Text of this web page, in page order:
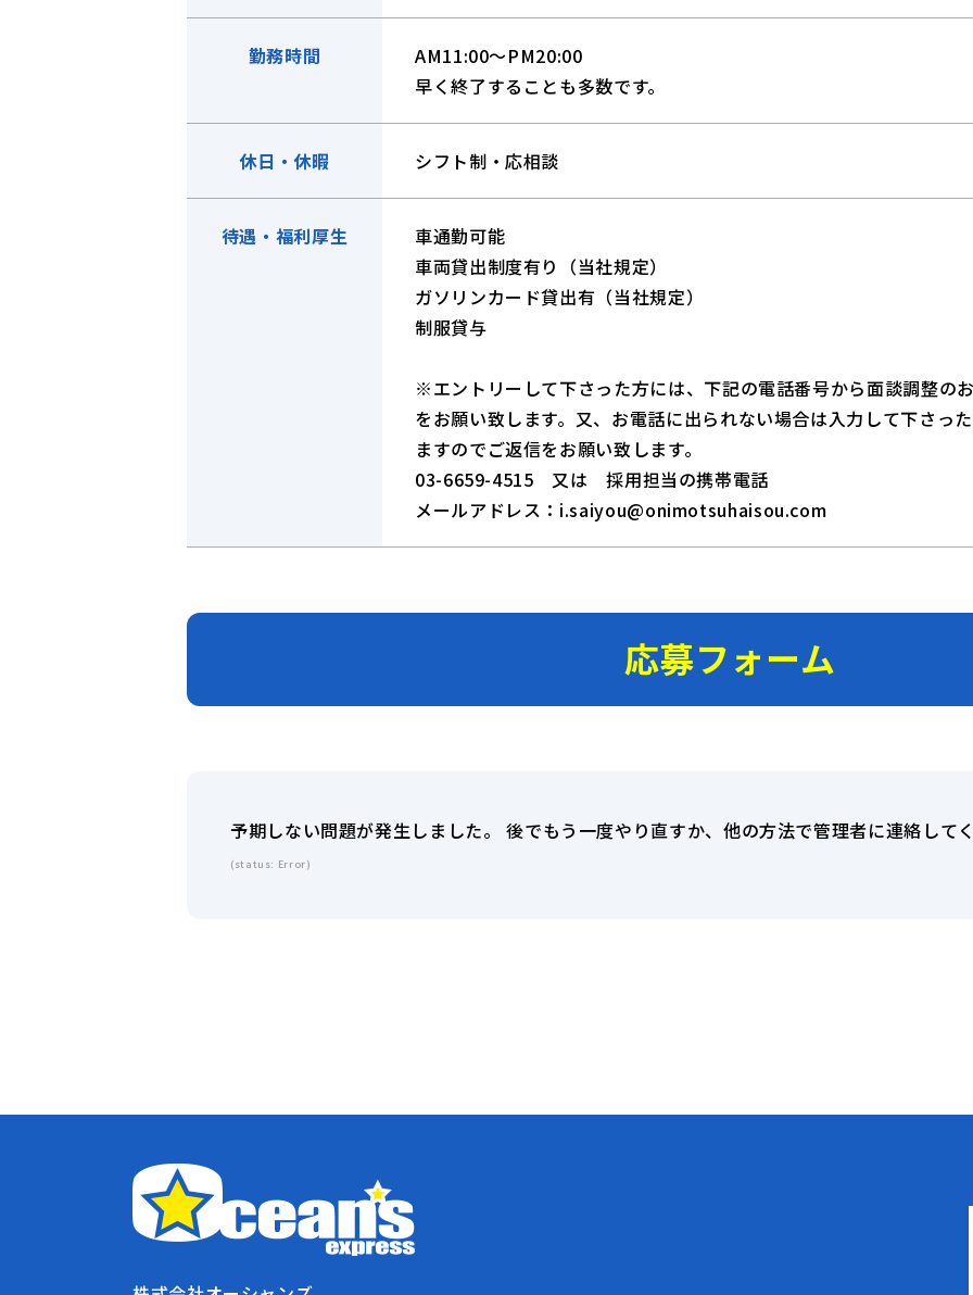
勤務時間
AM11:00～PM20:00
早く終了することも多数です。
休日・休暇 シフト制・応相談
待遇・福利厚生
車通勤可能
車両貸出制度有り（当社規定）
ガソリンカード貸出有（当社規定）
制服貸与
※エントリーして下さった方には、下記の電話番号から面談調整の
をお願い致します。又、お電話に出られない場合は入力して下さっ
ますのでご返信をお願い致します。
03-6659-4515 又は 採用担当の携帯電話
メールアドレス：i.saiyou@onimotsuhaisou.com
応募フォーム
予期しない問題が発生しました。 後でもう一度やり直すか、他の方法で管理者に連絡して
(status: Error)